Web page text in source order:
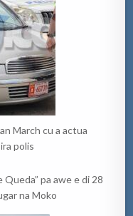
March cu a actua
polis
pa awe e di 28
na Moko